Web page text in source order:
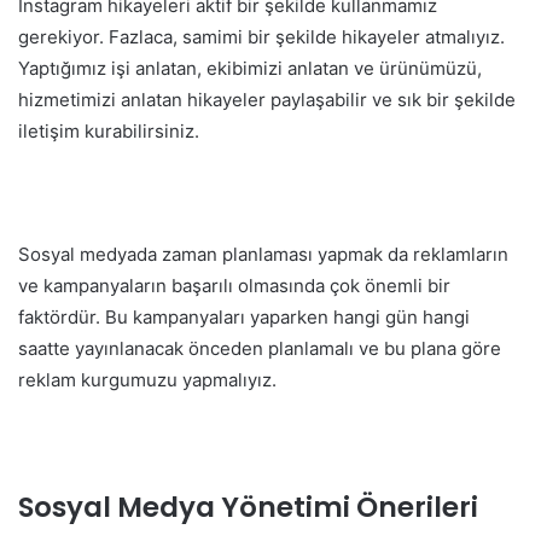
Instagram hikayeleri aktif bir şekilde kullanmamız
gerekiyor. Fazlaca, samimi bir şekilde hikayeler atmalıyız.
Yaptığımız işi anlatan, ekibimizi anlatan ve ürünümüzü,
hizmetimizi anlatan hikayeler paylaşabilir ve sık bir şekilde
iletişim kurabilirsiniz.
Sosyal medyada zaman planlaması yapmak da reklamların
ve kampanyaların başarılı olmasında çok önemli bir
faktördür. Bu kampanyaları yaparken hangi gün hangi
saatte yayınlanacak önceden planlamalı ve bu plana göre
reklam kurgumuzu yapmalıyız.
Sosyal Medya Yönetimi Önerileri